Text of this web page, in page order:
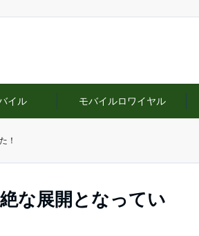
イル モバイルロワイヤル
！
な展開となってい